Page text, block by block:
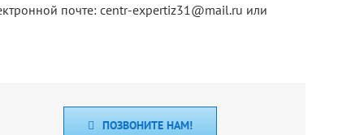
почте: centr-expertiz31@mail.ru или
ПОЗВОНИТЕ НАМ!